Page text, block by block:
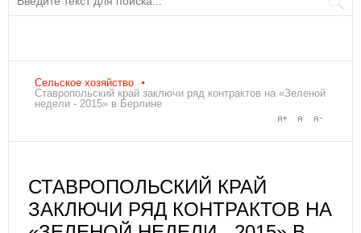
Сельское хозяйство
Ставропольский край заключи ряд контрактов на «Зеленой
недели - 2015» в Берлине
СТАВРОПОЛЬСКИЙ КРАЙ
ЗАКЛЮЧИ РЯД КОНТРАКТОВ НА